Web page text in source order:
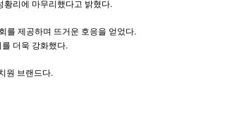
황리에 마무리했다고 밝혔다.
를 제공하며 뜨거운 호응을 얻었다.
더욱 강화했다.
원 브랜드다.